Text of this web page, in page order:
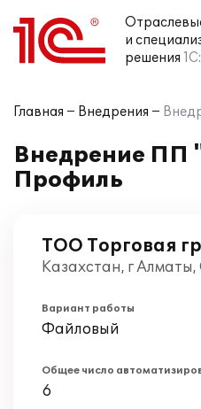
и
решения
Главная Внедрения
Внедрение ПП
Профиль
ТОО Торговая
Казахстан, г
Вариант работы
Файловый
Общее число
6